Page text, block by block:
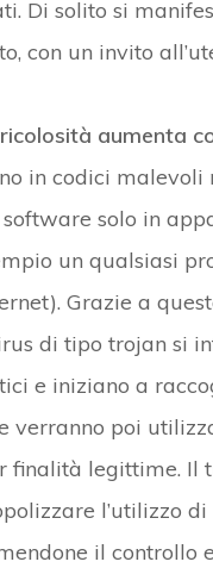
Di solito si
con un invito
aumenta
in codici malevoli
solo in
un qualsiasi
Grazie a
di tipo trojan si
e iniziano a
verranno poi
finalità legittime. Il
l’utilizzo di
il controllo e